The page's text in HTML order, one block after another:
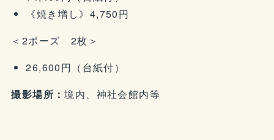
《焼き増し》4,750円
＜2ポーズ 2枚＞
26,600円（台紙付）
撮影場所：境内、神社会館内等